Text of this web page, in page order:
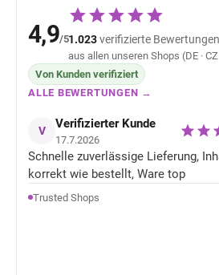
4,9/51.023verifizierte Bewertungen
aus allen unseren Shops (DE · CZ
Von Kunden verifiziert
ALLE BEWERTUNGEN →
V Verifizierter Kunde
17.7.2026
Schnelle zuverlässige Lieferung,
korrekt wie bestellt, Ware top
Trusted Shops